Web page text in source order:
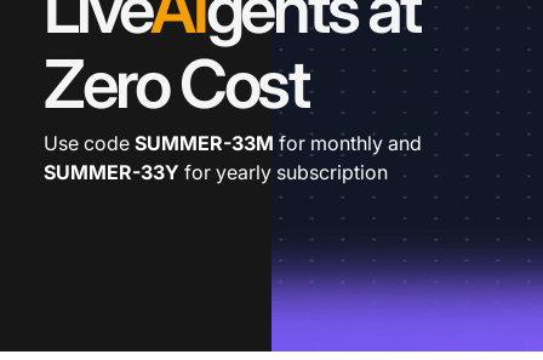
Zero Cost
Use code SUMMER-33M for monthly and
SUMMER-33Y for yearly subscription